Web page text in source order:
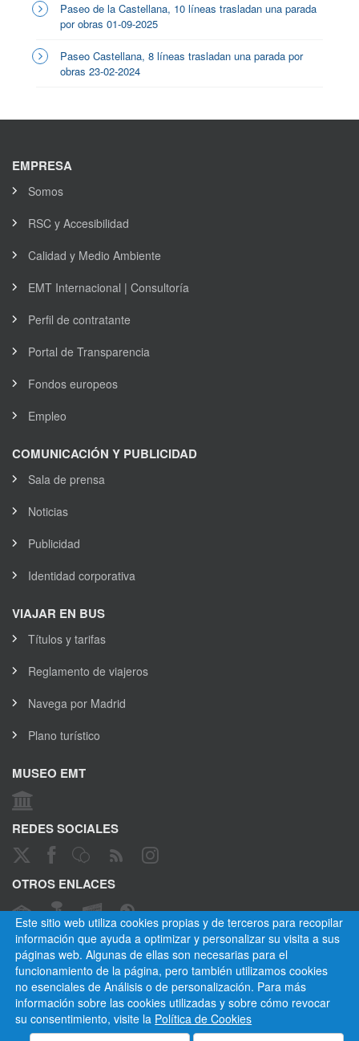
Paseo de la Castellana, 10 líneas trasladan una parada
por obras 01-09-2025
Paseo Castellana, 8 líneas trasladan una parada por
obras 23-02-2024
Este sitio web utiliza cookies propias y de terceros para recopilar
información que ayuda a optimizar y personalizar su visita a sus
páginas web. Algunas de ellas son necesarias para el
funcionamiento de la página, pero también utilizamos cookies
no esenciales de Análisis o de personalización. Para más
información sobre las cookies utilizadas y sobre cómo revocar
su consentimiento, visite la Política de Cookies
EMPRESA
Somos
RSC y Accesibilidad
Calidad y Medio Ambiente
EMT Internacional | Consultoría
Perfil de contratante
Portal de Transparencia
Fondos europeos
Empleo
COMUNICACIÓN Y PUBLICIDAD
Sala de prensa
Noticias
Publicidad
Identidad corporativa
VIAJAR EN BUS
Títulos y tarifas
Reglamento de viajeros
Navega por Madrid
Plano turístico
MUSEO EMT
REDES SOCIALES
OTROS ENLACES
CANAL ÉTICO
Empresa Municipal de Transportes de Madrid, S. A.